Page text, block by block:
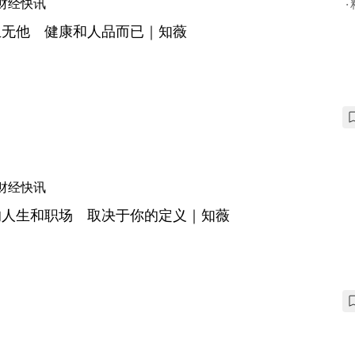
他 健康和人品而已｜知薇
经快讯
生和职场 取决于你的定义｜知薇